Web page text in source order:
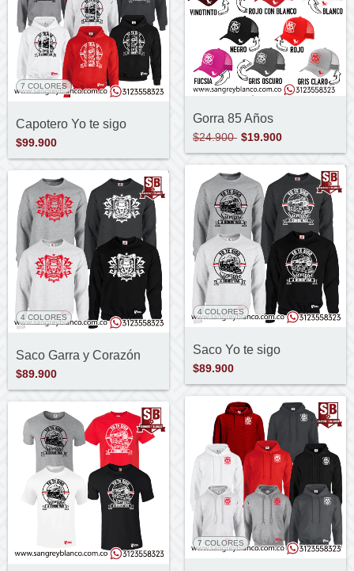
7 COLORES
Capotero Yo te sigo
$99.900
Gorra 85 Años
$24.900 $19.900
4 COLORES
Saco Garra y Corazón
$89.900
4 COLORES
Saco Yo te sigo
$89.900
7 COLORES